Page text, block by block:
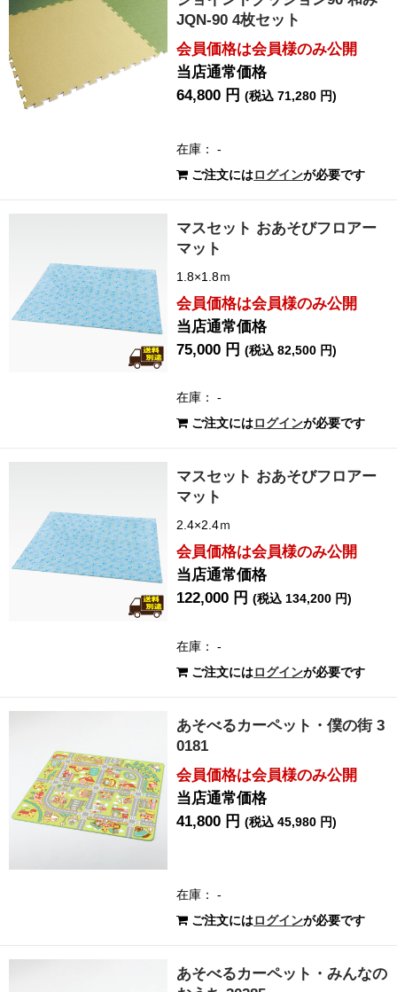
JQN-90 4枚セット
会員価格は会員様のみ公開
当店通常価格
64,800 円(税込 71,280 円)
在庫： -
ご注文にはログインが必要です
マスセット おあそびフロアー
マット
1.8×1.8ｍ
会員価格は会員様のみ公開
当店通常価格
75,000 円(税込 82,500 円)
在庫： -
ご注文にはログインが必要です
マスセット おあそびフロアー
マット
2.4×2.4ｍ
会員価格は会員様のみ公開
当店通常価格
122,000 円(税込 134,200 円)
在庫： -
ご注文にはログインが必要です
あそべるカーペット・僕の街 3
0181
会員価格は会員様のみ公開
当店通常価格
41,800 円(税込 45,980 円)
在庫： -
ご注文にはログインが必要です
あそべるカーペット・みんなの